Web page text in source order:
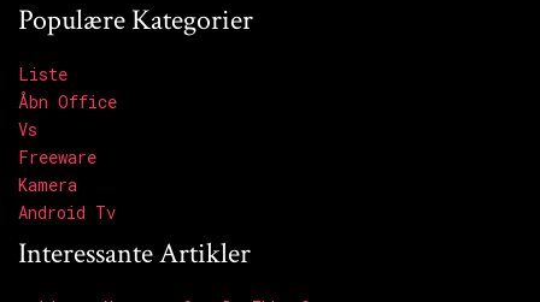
Populære Kategorier
Liste
Åbn Office
Vs
Freeware
Kamera
Android Tv
Interessante Artikler